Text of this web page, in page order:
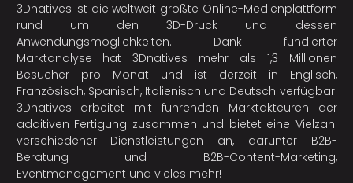
3Dnatives ist die weltweit größte Online-Medienplattform
rund um den 3D-Druck und dessen
Anwendungsmöglichkeiten. Dank fundierter
Marktanalyse hat 3Dnatives mehr als 1,3 Millionen
Besucher pro Monat und ist derzeit in Englisch,
Französisch, Spanisch, Italienisch und Deutsch verfügbar.
3Dnatives arbeitet mit führenden Marktakteuren der
additiven Fertigung zusammen und bietet eine Vielzahl
verschiedener Dienstleistungen an, darunter B2B-
Beratung und B2B-Content-Marketing,
Eventmanagement und vieles mehr!